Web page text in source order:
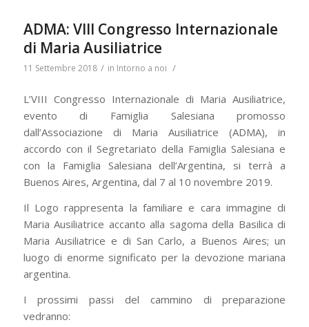
ADMA: VIII Congresso Internazionale
di Maria Ausiliatrice
11 Settembre 2018 / in Intorno a noi /
L’VIII Congresso Internazionale di Maria Ausiliatrice,
evento di Famiglia Salesiana promosso
dall’Associazione di Maria Ausiliatrice (ADMA), in
accordo con il Segretariato della Famiglia Salesiana e
con la Famiglia Salesiana dell’Argentina, si terrà a
Buenos Aires, Argentina, dal 7 al 10 novembre 2019.
Il Logo rappresenta la familiare e cara immagine di
Maria Ausiliatrice accanto alla sagoma della Basilica di
Maria Ausiliatrice e di San Carlo, a Buenos Aires; un
luogo di enorme significato per la devozione mariana
argentina.
I prossimi passi del cammino di preparazione
vedranno: